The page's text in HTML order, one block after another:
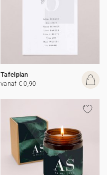
Tafelplan
vanaf € 0,90